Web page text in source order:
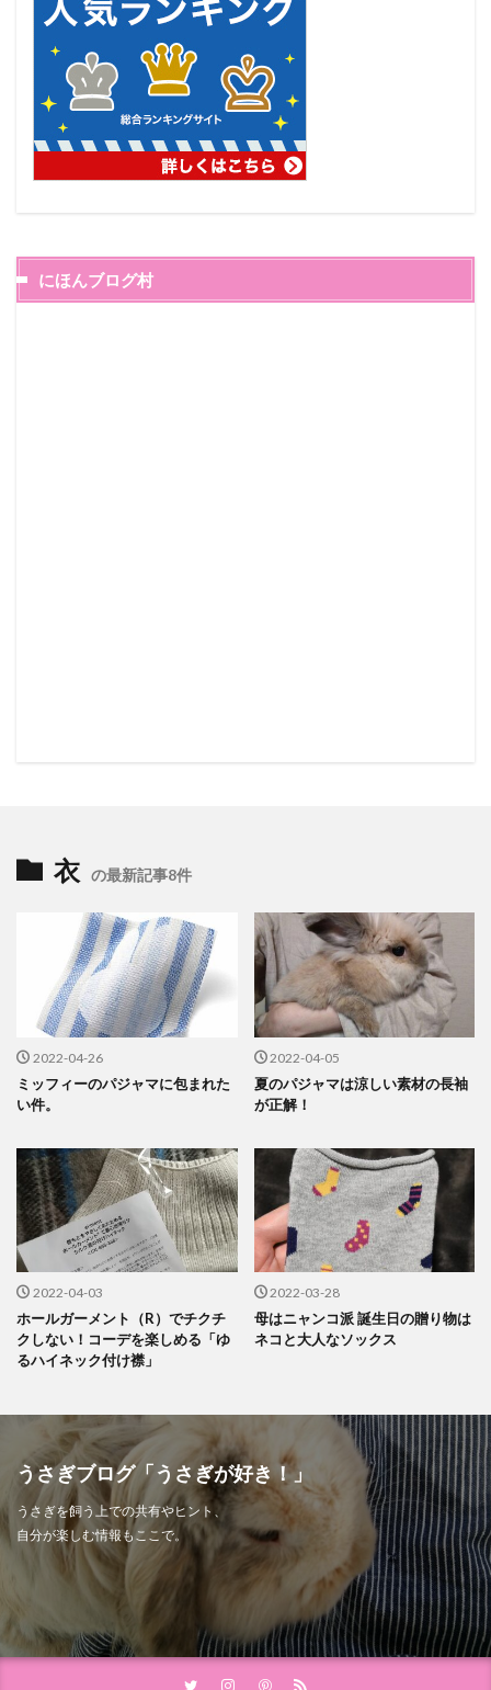
にほんブログ村
衣 の最新記事8件
2022-04-26
ミッフィーのパジャマに包まれた
い件。
2022-04-05
夏のパジャマは涼しい素材の長袖
が正解！
2022-04-03
ホールガーメント（R）でチクチ
クしない！コーデを楽しめる「ゆ
るハイネック付け襟」
2022-03-28
母はニャンコ派 誕生日の贈り物は
ネコと大人なソックス
うさぎブログ「うさぎが好き！」
うさぎを飼う上での共有やヒント、
自分が楽しむ情報もここで。